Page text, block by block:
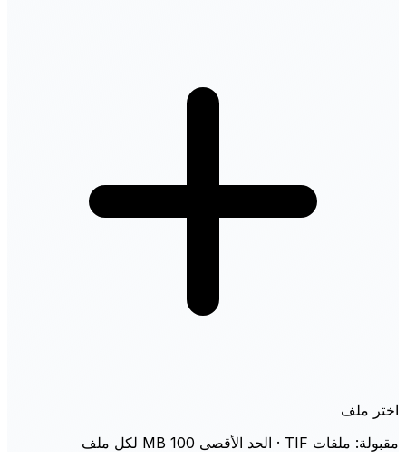
اختر ملف
مقبولة: ملفات TIF · الحد الأقصى 100 MB لكل ملف